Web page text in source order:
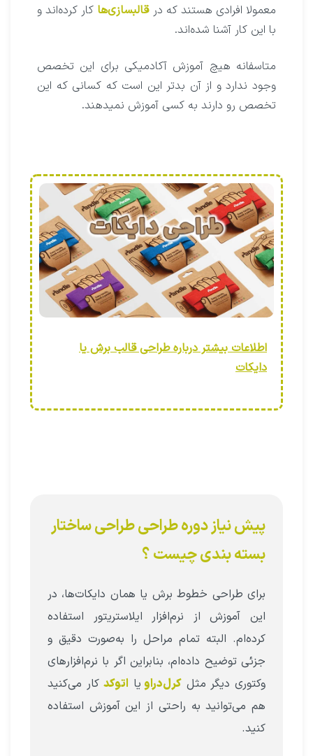
معمولا افرادی هستند که درقالبسازی‌ها کار کرده‌اند و
با این کار آشنا شده‌اند.
متاسفانه هیچ آموزش آکادمیکی برای این تخصص
وجود ندارد و از آن بدتر این است که کسانی که این
تخصص رو دارند به کسی آموزش نمیدهند.
اطلاعات بیشتر درباره طراحی قالب برش یا
دایکات
پیش نیاز دوره طراحی طراحی ساختار
بسته بندی چیست ؟
برای طراحی خطوط برش یا همان دایکات‌ها، در
این آموزش از نرم‌افزار ایلاستریتور استفاده
کرده‌ام. البته تمام مراحل را به‌صورت دقیق و
جزئی توضیح داده‌ام، بنابراین اگر با نرم‌افزارهای
وکتوری دیگر مثلکرل‌دراو یا اتوکد کار می‌کنید
هم می‌توانید به راحتی از این آموزش استفاده
کنید.